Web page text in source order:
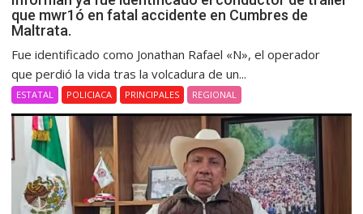
que mwr1ó en fatal accidente en Cumbres de
Maltrata.
Fue identificado como Jonathan Rafael «N», el operador
que perdió la vida tras la volcadura de un...
ESTATAL POLICIACA PRINCIPALES REGIONAL